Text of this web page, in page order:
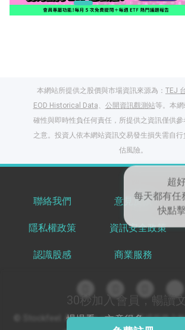
30秒加入會員，暢讀
慢慢看，文章很多
本網站所提供之股價與市場資訊來源為： TEJ
EOD Historical Data
公開資訊觀測站等。本
確性與即時性負任何責任，所提供之資訊僅供
之意。投資人依本網站資訊交易發生損失需自
估風險。
聯絡我們 意見反饋
隱私權政策 資訊安全政策
認識股感 商業服務
© Stockfeel. All rights reserved 股感服務之軟
任一文章
出國就缺